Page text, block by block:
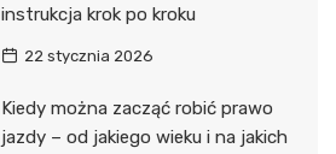
instrukcja krok po kroku
22 stycznia 2026
Kiedy można zacząć robić prawo
jazdy – od jakiego wieku i na jakich